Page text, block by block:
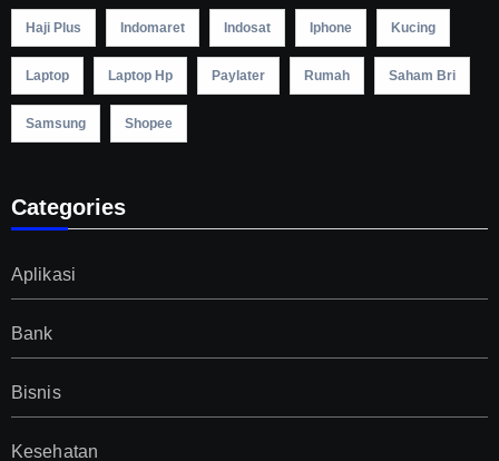
Haji Plus Indomaret Indosat Iphone Kucing
Laptop Laptop Hp Paylater Rumah Saham Bri
Samsung Shopee
Categories
Aplikasi
Bank
Bisnis
Kesehatan